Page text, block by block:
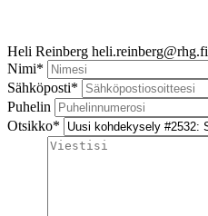
Heli Reinberg heli.reinberg@rhg.fi
Nimi*
Sähköposti*
Puhelin
Otsikko*